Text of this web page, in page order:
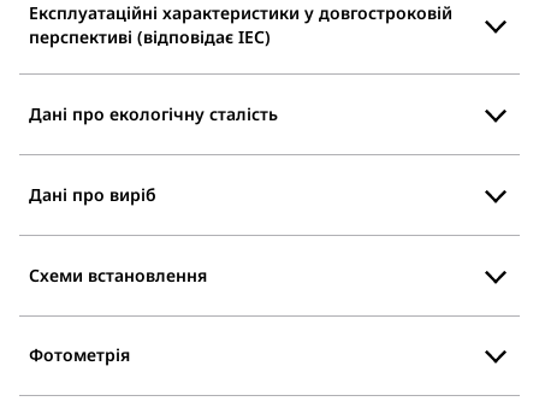
Експлуатаційні характеристики у довгостроковій
перспективі (відповідає IEC)
Дані про екологічну сталість
Дані про виріб
Схеми встановлення
Фотометрія